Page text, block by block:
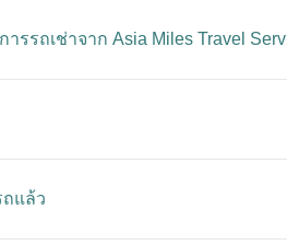
รถเช่าจาก Asia Miles Travel
ถแล้ว